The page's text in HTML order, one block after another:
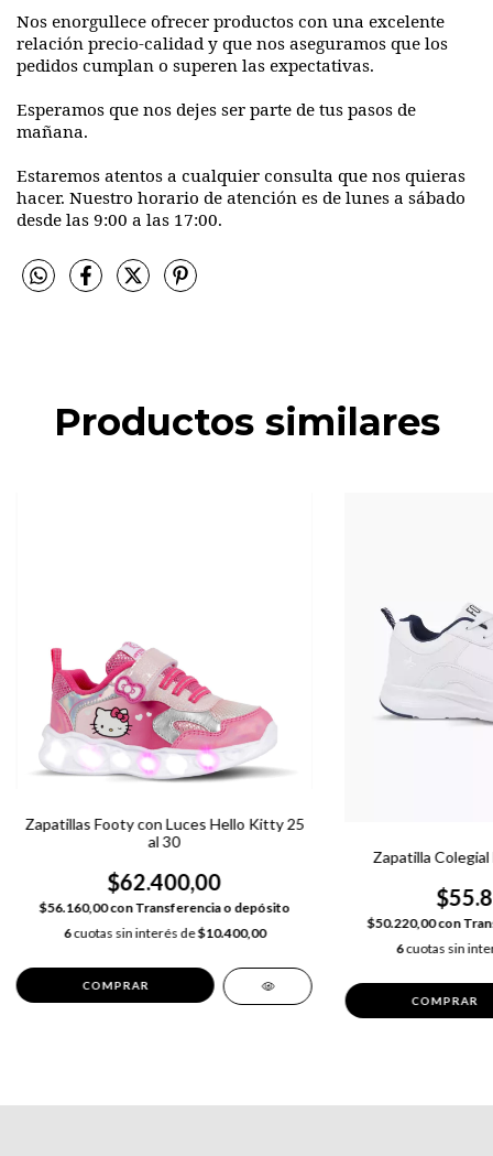
Nos enorgullece ofrecer productos con una excelente
relación precio-calidad y que nos aseguramos que los
pedidos cumplan o superen las expectativas.
Esperamos que nos dejes ser parte de tus pasos de
mañana.
Estaremos atentos a cualquier consulta que nos quieras
hacer. Nuestro horario de atención es de lunes a sábado
desde las 9:00 a las 17:00.
Productos similares
Zapatillas Footy con Luces Hello Kitty 25
al 30
$62.400,00
$56.160,00conTransferencia o depósito
6cuotas sin interés de$10.400,00
COMPRAR
Zapatilla
$50.220,00con
6cuotas sin
COMPRAR